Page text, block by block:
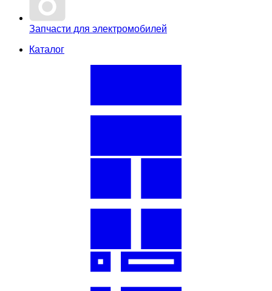
Запчасти для электромобилей
Каталог